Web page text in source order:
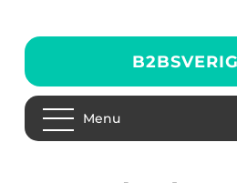
Menu